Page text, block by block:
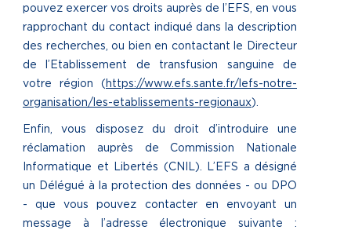
pouvez exercer vos droits auprès de l’EFS, en vous
rapprochant du contact indiqué dans la description
des recherches, ou bien en contactant le Directeur
de l’Etablissement de transfusion sanguine de
votre région ( https://www.efs.sante.fr/lefs-notre-
organisation/les-etablissements-regionaux).
Enfin, vous disposez du droit d’introduire une
réclamation auprès de Commission Nationale
Informatique et Libertés (CNIL). L’EFS a désigné
un Délégué à la protection des données - ou DPO
- que vous pouvez contacter en envoyant un
message à l’adresse électronique suivante :